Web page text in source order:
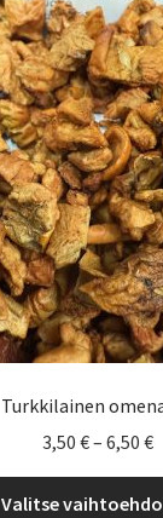
Turkkilainen
3,50 €– 6,50 €
-
Valitse